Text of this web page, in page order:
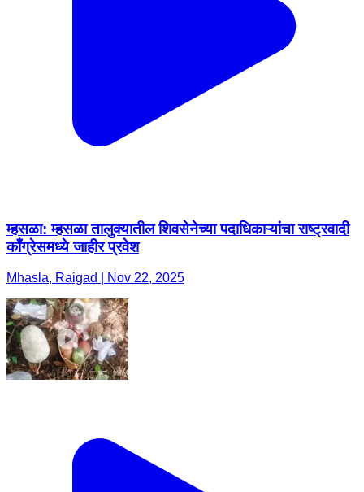
म्हसळा: म्हसळा तालुक्यातील शिवसेनेच्या पदाधिकाऱ्यांचा राष्ट्रवादी
काँग्रेसमध्ये जाहीर प्रवेश
Mhasla, Raigad | Nov 22, 2025